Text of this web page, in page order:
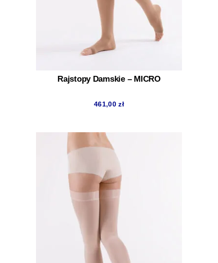
Rajstopy Damskie – MICRO
461,00zł